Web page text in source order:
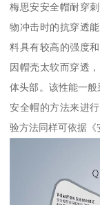
梅思安安全帽耐穿
物冲击时的抗穿透
料具有较高的强度
因帽壳太软而穿透
体头部。该性能一
安全帽的方法来进
验方法同样可依据《